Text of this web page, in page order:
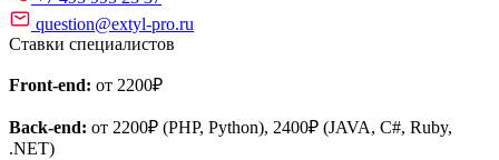
question@extyl-pro.ru
Ставки специалистов
Front-end: от 2200₽
Back-end: от 2200₽ (PHP, Python), 2400₽ (JAVA, C#, Ruby,
.NET)